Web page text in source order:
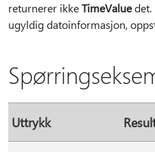
returnerer ikkeTimeValuedet.
ugyldig datoinformasjon,
Uttrykk